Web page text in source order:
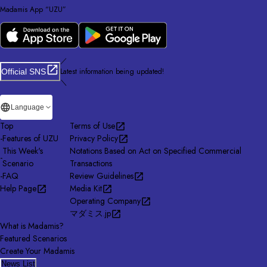
Madamis App “UZU”
Official SNS
／
Latest information being updated!
＼
Language
Top
-Features of UZU
-
This Week's
Scenario
-FAQ
Help Page
Terms of Use
Privacy Policy
Notations Based on Act on Specified Commercial
Transactions
Review Guidelines
Media Kit
Operating Company
マダミス.jp
What is Madamis?
Featured Scenarios
Create Your Madamis
News List